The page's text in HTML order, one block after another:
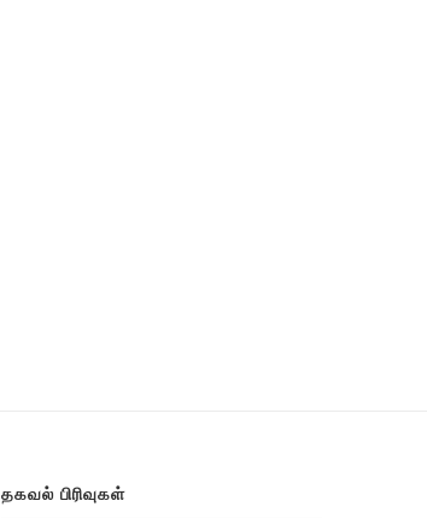
தகவல் பிரிவுகள்